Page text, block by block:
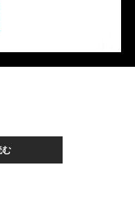
む